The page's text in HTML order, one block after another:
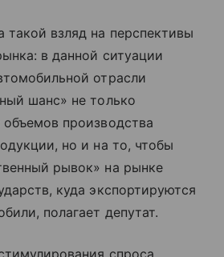
взляд на перспективы
в данной ситуации
отрасли
шанс» не только
объемов производства
но и на то, чтобы
рывок» на рынке
куда экспортируются
полагает депутат.
спроса